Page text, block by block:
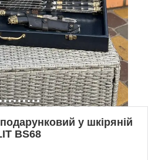
у шкіряній
BS68